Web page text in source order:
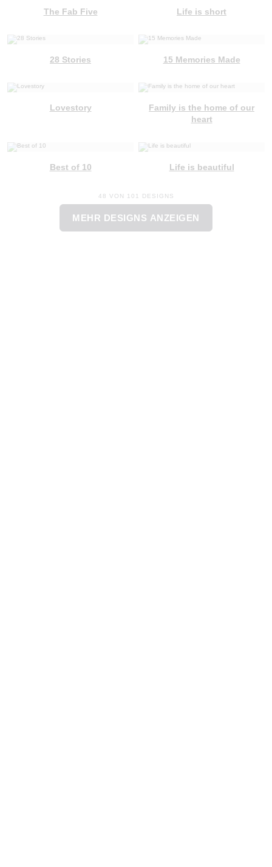
The Fab Five Life is short
28 Stories 15 Memories Made
Lovestory
Family is the home of our
heart
Best of 10 Life is beautiful
48 VON 101 DESIGNS
MEHR DESIGNS ANZEIGEN